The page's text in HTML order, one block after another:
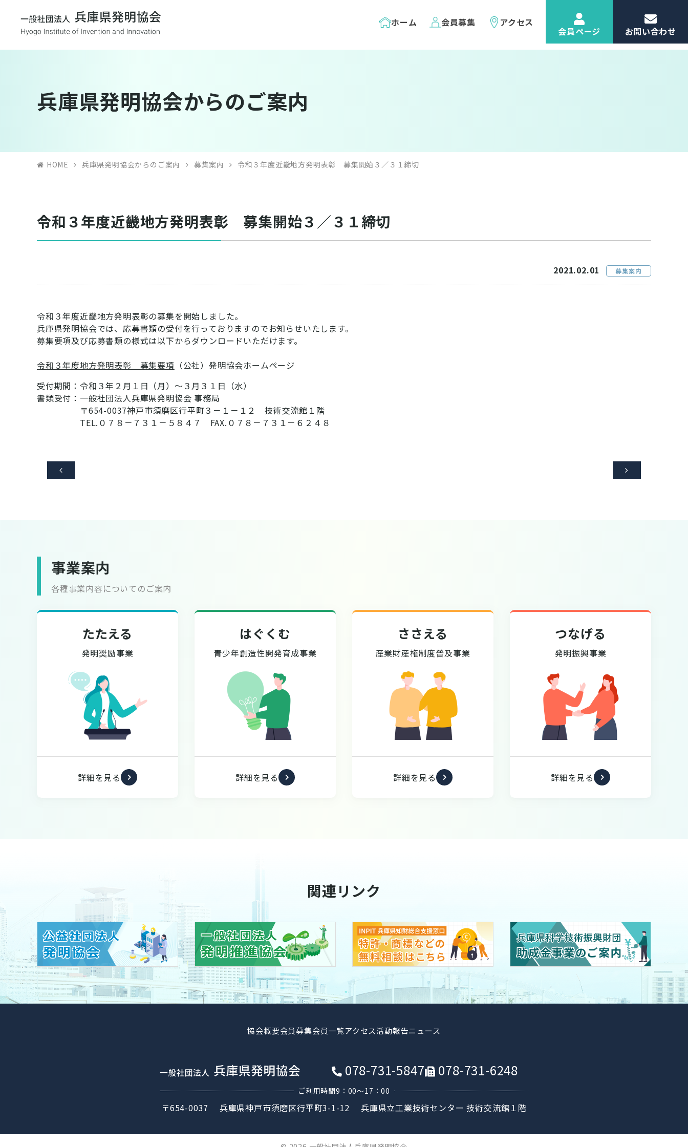
ホーム 会員募集 アクセス
会員ページ お問い合わせ
兵庫県発明協会からのご案内
HOME 兵庫県発明協会からのご案内 募集案内 令和３年度近畿地方発明表彰 募集開始３／３１締切
令和３年度近畿地方発明表彰 募集開始３／３１締切
2021.02.01 募集案内
令和３年度近畿地方発明表彰の募集を開始しました。
兵庫県発明協会では、応募書類の受付を行っておりますのでお知らせいたします。
募集要項及び応募書類の様式は以下からダウンロードいただけます。
令和３年度地方発明表彰 募集要項 （公社）発明協会ホームページ
受付期間：令和３年２月１日（月）～３月３１日（水）
書類受付：一般社団法人兵庫県発明協会 事務局
〒654-0037神戸市須磨区行平町３－１－１２ 技術交流館１階
TEL.０７８－７３１－５８４７ FAX.０７８－７３１－６２４８
 
事業案内
各種事業内容についてのご案内
たたえる
発明奨励事業
詳細を見る
はぐくむ
青少年創造性開発育成事業
詳細を見る
ささえる
産業財産権制度普及事業
詳細を見る
つなげる
発明振興事業
詳細を見る
関連リンク
協会概要会員募集会員一覧アクセス活動報告ニュース
078-731-5847 078-731-6248
ご利用時間9：00〜17：00
〒654-0037 兵庫県神戸市須磨区行平町3-1-12 兵庫県立工業技術センター 技術交流館１階